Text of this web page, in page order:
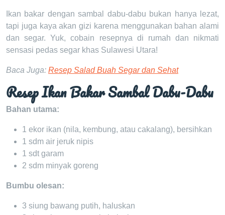
Ikan bakar dengan sambal dabu-dabu bukan hanya lezat,
tapi juga kaya akan gizi karena menggunakan bahan alami
dan segar. Yuk, cobain resepnya di rumah dan nikmati
sensasi pedas segar khas Sulawesi Utara!
Baca Juga: Resep Salad Buah Segar dan Sehat
Resep Ikan Bakar Sambal Dabu-Dabu
Bahan utama:
1 ekor ikan (nila, kembung, atau cakalang), bersihkan
1 sdm air jeruk nipis
1 sdt garam
2 sdm minyak goreng
Bumbu olesan:
3 siung bawang putih, haluskan